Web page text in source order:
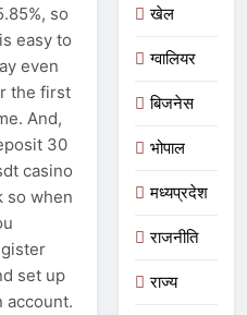
so
easy to
even
the first
And,
30
casino
so when
set up
account.
खेल
ग्वालियर
बिजनेस
भोपाल
मध्यप्रदेश
राजनीति
राज्य